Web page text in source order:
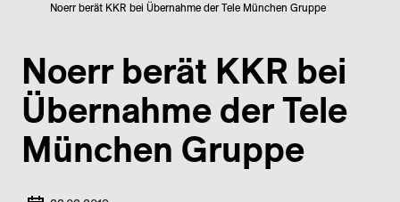
Noerr berät KKR bei Übernahme der Tele München Gruppe
Noerr berät KKR bei
Übernahme der Tele
München Gruppe